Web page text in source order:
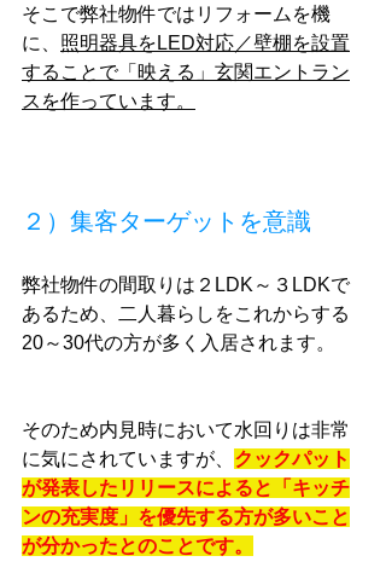
そこで弊社物件ではリフォームを機
に、 照明器具をLED対応／壁棚を設置
することで「映える」玄関エントラン
スを作っています。
２）集客ターゲットを意識
弊社物件の間取りは２LDK～３LDKで
あるため、二人暮らしをこれからする
20～30代の方が多く入居されます。
そのため内見時において水回りは非常
に気にされていますが、 クックパット
が発表したリリースによると「キッチ
ンの充実度」を優先する方が多いこと
が分かったとのことです。